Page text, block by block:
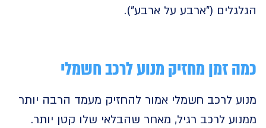
("ארבע על ארבע").
זמן מחזיק מנוע לרכב חשמלי
לרכב חשמלי אמור להחזיק מעמד הרבה יותר
לרכב רגיל, מאחר שהבלאי שלו קטן יותר.